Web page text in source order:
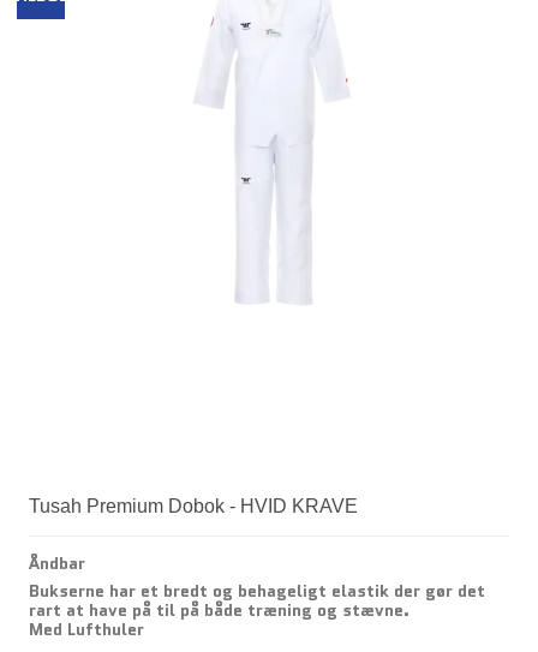
Tusah Premium Dobok - HVID KRAVE
Åndbar
Bukserne har et bredt og behageligt elastik der gør det
rart at have på til på både træning og stævne.
Med Lufthuler